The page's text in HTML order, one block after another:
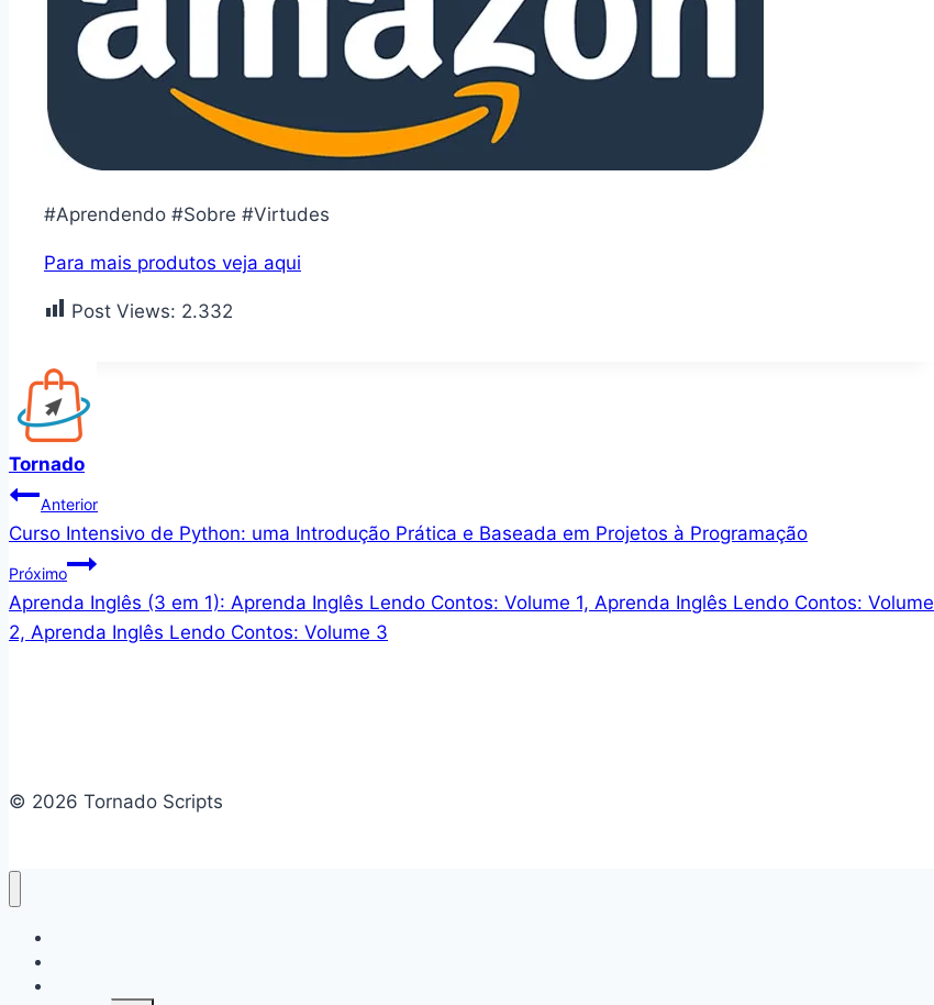
#Aprendendo #Sobre #Virtudes
Para mais produtos veja aqui
Post Views: 2.332
Tornado
Navegação
de
Post
Anterior
Curso Intensivo de Python: uma Introdução Prática e Baseada em Projetos à Programação
Próximo
Aprenda Inglês (3 em 1): Aprenda Inglês Lendo Contos: Volume 1, Aprenda Inglês Lendo Contos: Volume
2, Aprenda Inglês Lendo Contos: Volume 3
© 2026 Tornado Scripts